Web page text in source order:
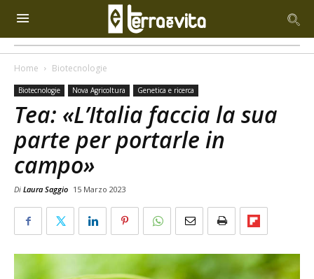
Home Biotecnologie
Biotecnologie Nova Agricoltura Genetica e ricerca
Tea: «L’Italia faccia la sua
parte per portarle in
campo»
Di Laura Saggio 15 Marzo 2023